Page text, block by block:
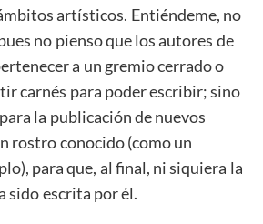
artísticos. Entiéndeme, no
no pienso que los autores de
a un gremio cerrado o
carnés para poder escribir; sino
la publicación de nuevos
rostro conocido (como un
para que, al final, ni siquiera la
sido escrita por él.